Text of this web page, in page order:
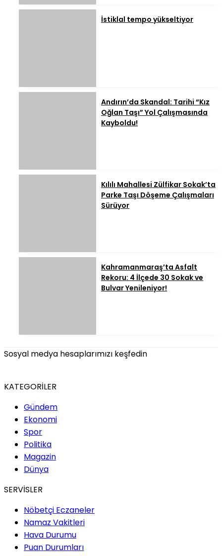
İstiklal tempo yükseltiyor
Andırın’da Skandal: Tarihi “Kız
Oğlan Taşı” Yol Çalışmasında
Kayboldu!
Kılılı Mahallesi Zülfikar Sokak’ta
Parke Taşı Döşeme Çalışmaları
Sürüyor
Kahramanmaraş’ta Asfalt
Rekoru: 4 İlçede 30 Sokak ve
Bulvar Yenileniyor!
Sosyal medya hesaplarımızı keşfedin
KATEGORİLER
Gündem
Ekonomi
Spor
Politika
Magazin
Dünya
SERVİSLER
Nöbetçi Eczaneler
Namaz Vakitleri
Hava Durumu
Puan Durumları